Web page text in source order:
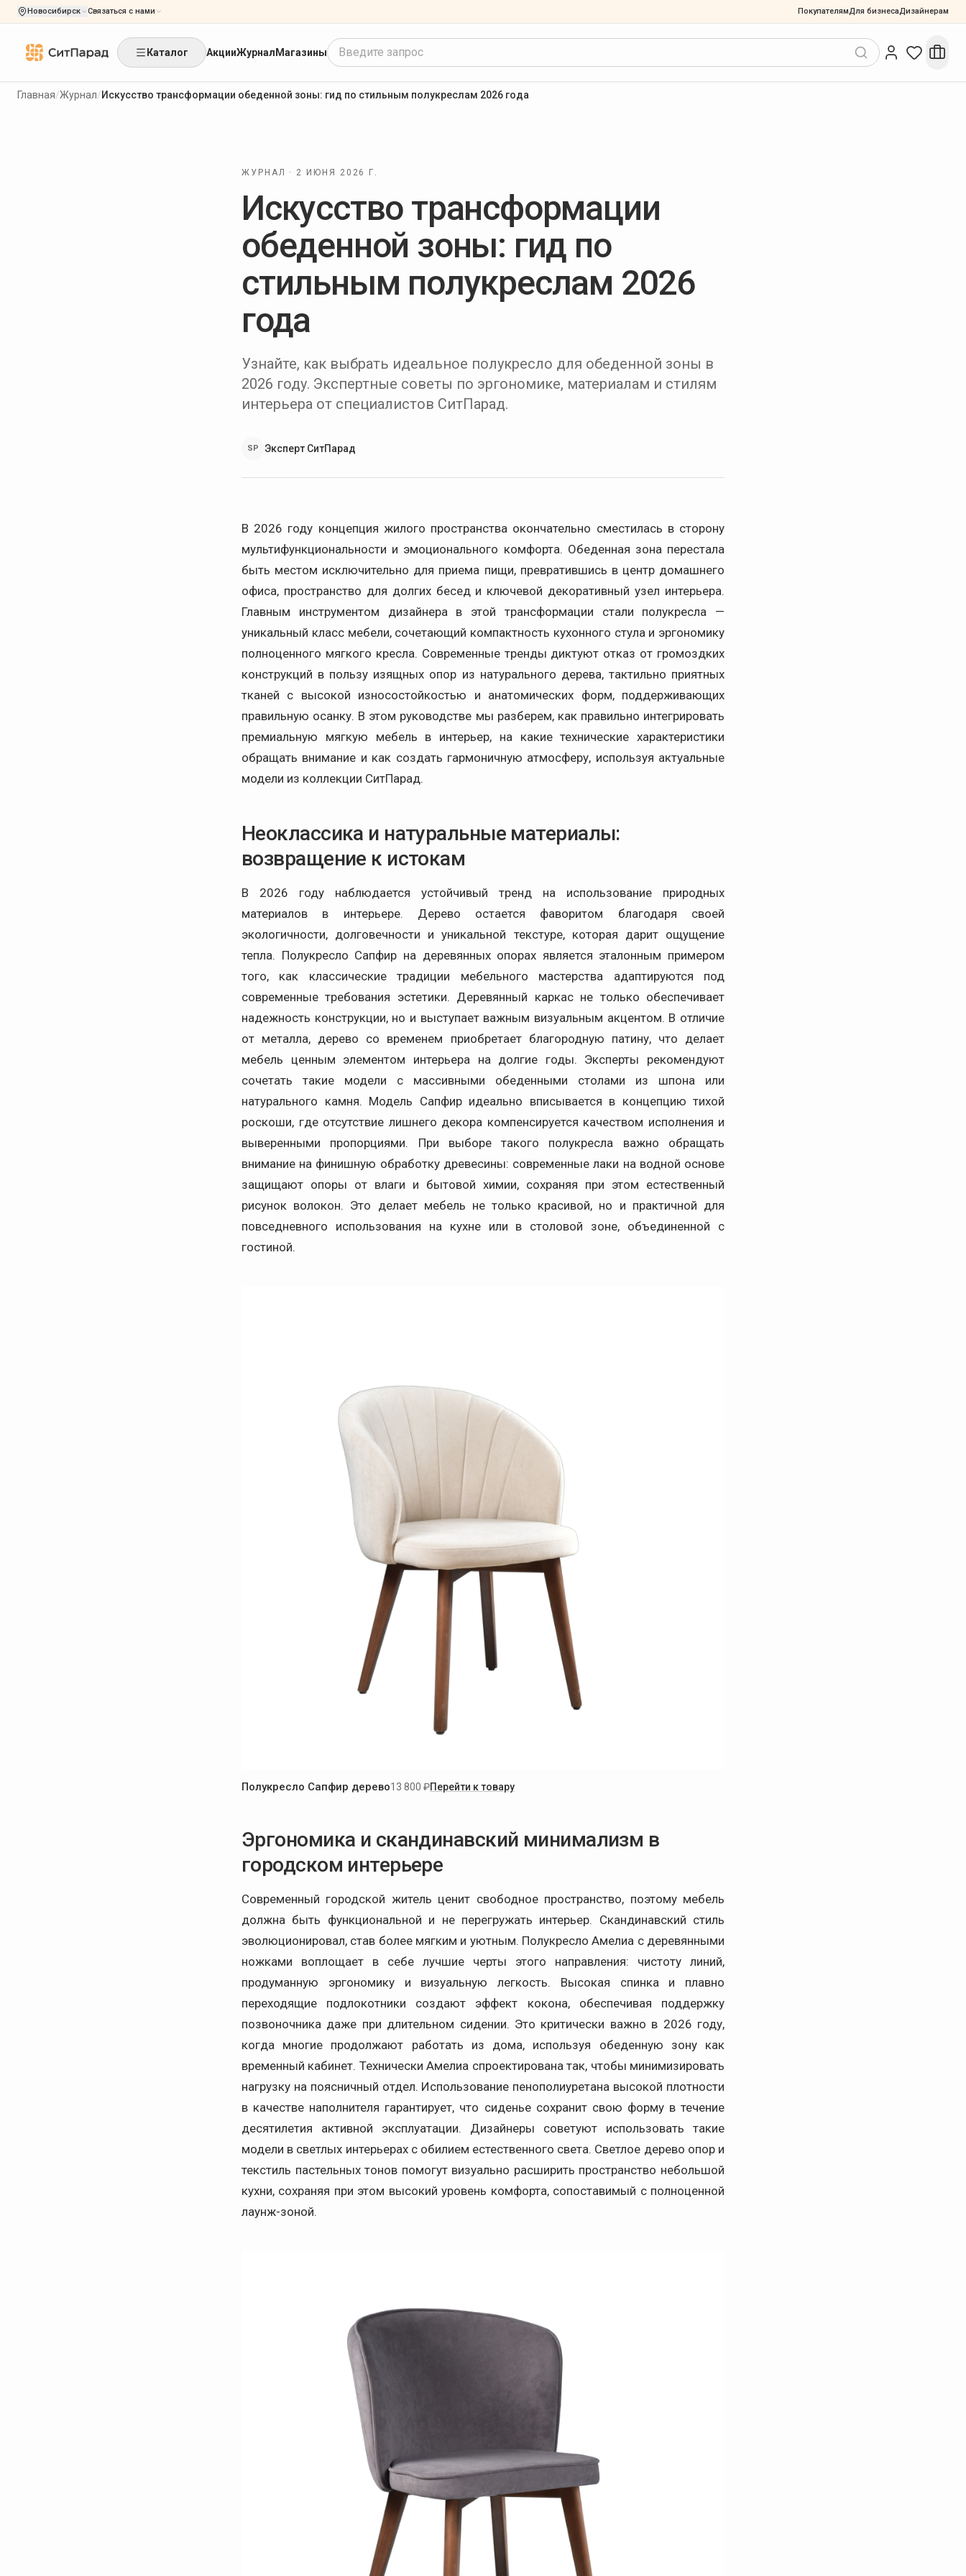
Новосибирск Связаться с нами ПокупателямДля бизнесаДизайнерам
Каталог АкцииЖурнал Магазины Введите запрос
Главная/Журнал/Искусство трансформации обеденной зоны: гид по стильным полукреслам 2026 года
ЖУРНАЛ · 2 ИЮНЯ 2026 Г.
Искусство трансформации
обеденной зоны: гид по
стильным полукреслам 2026
года
Узнайте, как выбрать идеальное полукресло для обеденной зоны в
2026 году. Экспертные советы по эргономике, материалам и стилям
интерьера от специалистов СитПарад.
SP Эксперт СитПарад
В 2026 году концепция жилого пространства окончательно сместилась в сторону
мультифункциональности и эмоционального комфорта. Обеденная зона перестала
быть местом исключительно для приема пищи, превратившись в центр домашнего
офиса, пространство для долгих бесед и ключевой декоративный узел интерьера.
Главным инструментом дизайнера в этой трансформации стали полукресла —
уникальный класс мебели, сочетающий компактность кухонного стула и эргономику
полноценного мягкого кресла. Современные тренды диктуют отказ от громоздких
конструкций в пользу изящных опор из натурального дерева, тактильно приятных
тканей с высокой износостойкостью и анатомических форм, поддерживающих
правильную осанку. В этом руководстве мы разберем, как правильно интегрировать
премиальную мягкую мебель в интерьер, на какие технические характеристики
обращать внимание и как создать гармоничную атмосферу, используя актуальные
модели из коллекции СитПарад.
Неоклассика и натуральные материалы:
возвращение к истокам
В 2026 году наблюдается устойчивый тренд на использование природных
материалов в интерьере. Дерево остается фаворитом благодаря своей
экологичности, долговечности и уникальной текстуре, которая дарит ощущение
тепла. Полукресло Сапфир на деревянных опорах является эталонным примером
того, как классические традиции мебельного мастерства адаптируются под
современные требования эстетики. Деревянный каркас не только обеспечивает
надежность конструкции, но и выступает важным визуальным акцентом. В отличие
от металла, дерево со временем приобретает благородную патину, что делает
мебель ценным элементом интерьера на долгие годы. Эксперты рекомендуют
сочетать такие модели с массивными обеденными столами из шпона или
натурального камня. Модель Сапфир идеально вписывается в концепцию тихой
роскоши, где отсутствие лишнего декора компенсируется качеством исполнения и
выверенными пропорциями. При выборе такого полукресла важно обращать
внимание на финишную обработку древесины: современные лаки на водной основе
защищают опоры от влаги и бытовой химии, сохраняя при этом естественный
рисунок волокон. Это делает мебель не только красивой, но и практичной для
повседневного использования на кухне или в столовой зоне, объединенной с
гостиной.
Полукресло Сапфир дерево13 800 ₽Перейти к товару
Эргономика и скандинавский минимализм в
городском интерьере
Современный городской житель ценит свободное пространство, поэтому мебель
должна быть функциональной и не перегружать интерьер. Скандинавский стиль
эволюционировал, став более мягким и уютным. Полукресло Амелиа с деревянными
ножками воплощает в себе лучшие черты этого направления: чистоту линий,
продуманную эргономику и визуальную легкость. Высокая спинка и плавно
переходящие подлокотники создают эффект кокона, обеспечивая поддержку
позвоночника даже при длительном сидении. Это критически важно в 2026 году,
когда многие продолжают работать из дома, используя обеденную зону как
временный кабинет. Технически Амелиа спроектирована так, чтобы минимизировать
нагрузку на поясничный отдел. Использование пенополиуретана высокой плотности
в качестве наполнителя гарантирует, что сиденье сохранит свою форму в течение
десятилетия активной эксплуатации. Дизайнеры советуют использовать такие
модели в светлых интерьерах с обилием естественного света. Светлое дерево опор и
текстиль пастельных тонов помогут визуально расширить пространство небольшой
кухни, сохраняя при этом высокий уровень комфорта, сопоставимый с полноценной
лаунж-зоной.